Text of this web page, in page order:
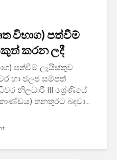
විභාග) පත්වීම්
කරන ලදී
පත්වීම් ලැයිස්තුව
හා ජලජ සම්පත්
නිලධාරී III ශ්‍රේණියේ
තනතුරට බඳවා...